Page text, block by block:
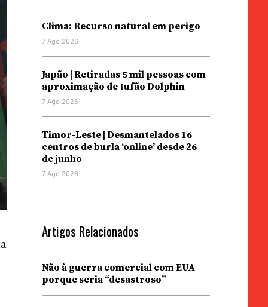
Clima: Recurso natural em perigo
7 Ago 2026
Japão | Retiradas 5 mil pessoas com
aproximação de tufão Dolphin
7 Ago 2026
Timor-Leste | Desmantelados 16
centros de burla ‘online’ desde 26
de junho
7 Ago 2026
Artigos Relacionados
Não à guerra comercial com EUA
porque seria “desastroso”